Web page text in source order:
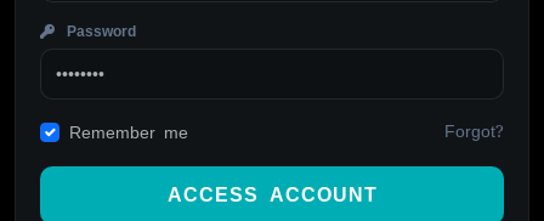
Password
Remember me Forgot?
ACCESS ACCOUNT